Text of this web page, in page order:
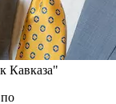
Кавказа"